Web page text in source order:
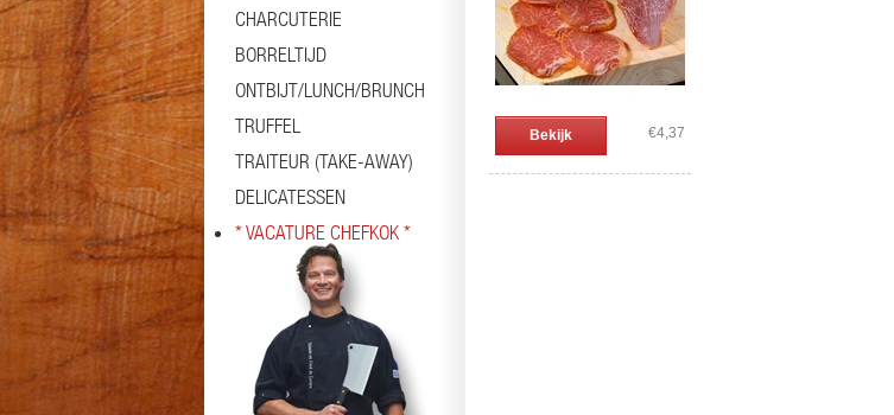
CHARCUTERIE
BORRELTIJD
ONTBIJT/LUNCH/BRUNCH
TRUFFEL
TRAITEUR (TAKE-AWAY)
DELICATESSEN
* VACATURE CHEFKOK *
Bekijk €4,37